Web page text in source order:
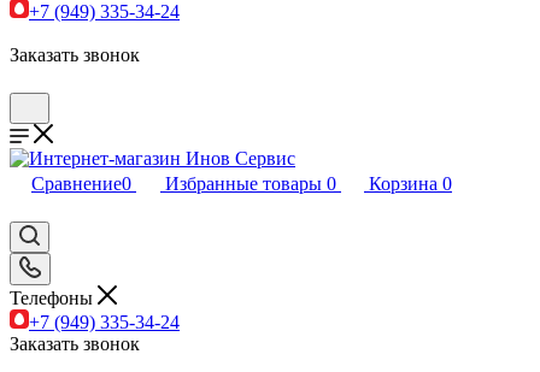
+7 (949) 335-34-24
Заказать звонок
Сравнение0 Избранные товары 0 Корзина 0
Телефоны
+7 (949) 335-34-24
Заказать звонок